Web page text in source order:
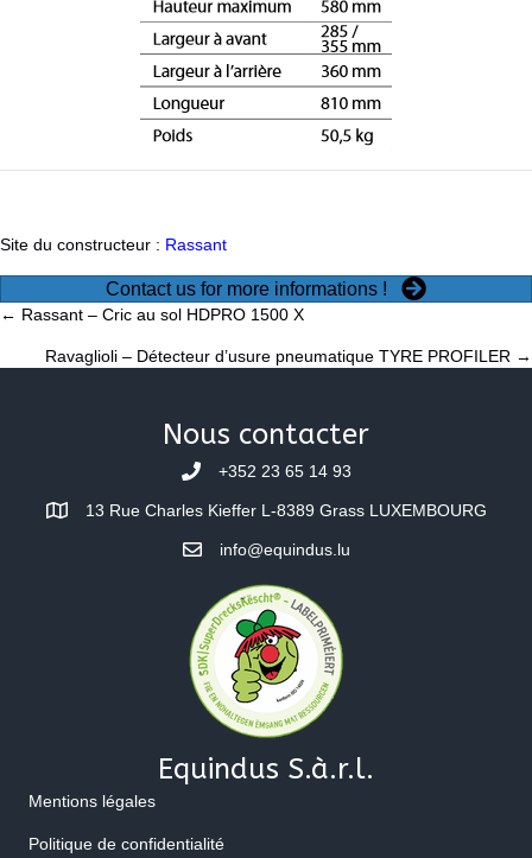
Site du constructeur : Rassant
Contact us for more informations !
Posts
navigation
← Rassant – Cric au sol HDPRO 1500 X
Ravaglioli – Détecteur d’usure pneumatique TYRE PROFILER →
Nous contacter
+352 23 65 14 93
13 Rue Charles Kieffer L-8389 Grass LUXEMBOURG
info@equindus.lu
Equindus S.à.r.l.
Mentions légales
Politique de confidentialité